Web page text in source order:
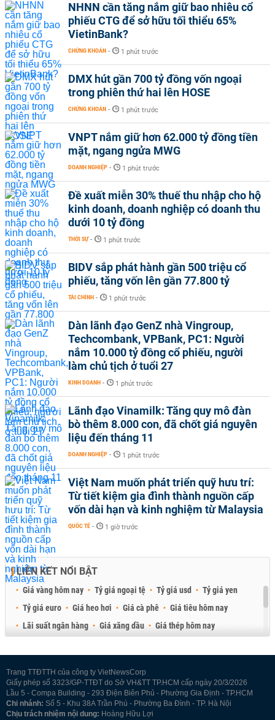
NHNN cần tăng nắm giữ bao nhiêu cổ
phiếu CTG để sở hữu tối thiểu 65%
VietinBank?
CHỨNG KHOÁN - 1 phút trước
DMX hút gần 700 tỷ đồng vốn ngoại
trong phiên thứ hai lên HOSE
CHỨNG KHOÁN - 1 phút trước
VNPT nắm giữ hơn 62.000 tỷ đồng tiền
mặt, ngang ngửa MWG
DOANH NGHIỆP - 1 phút trước
Đề xuất miễn 30% thuế thu nhập cho hộ
kinh doanh, doanh nghiệp có doanh thu
dưới 10 tỷ đồng
THỜI SỰ - 1 phút trước
BIDV sắp phát hành gần 500 triệu cổ
phiếu, tăng vốn lên gần 77.800 tỷ
TÀI CHÍNH - 1 phút trước
Dàn lãnh đạo GenZ nhà Vingroup,
Techcombank, VPBank, PC1: Người
nắm 10.000 tỷ đồng cổ phiếu, người
làm chủ tịch ở tuổi 27
KINH DOANH - 1 phút trước
Lãnh đạo Vinamilk: Tăng quy mô đàn
bò thêm 8.000 con, đã chốt giá nguyên
liệu đến tháng 11
DOANH NGHIỆP - 1 phút trước
Việt Nam muốn phát triển quỹ hưu trí:
Từ tiết kiệm gia đình thành nguồn cấp
vốn dài hạn và kinh nghiệm từ Malaysia
QUỐC TẾ - 1 giờ trước
LIÊN KẾT NỔI BẬT
Giá vàng hôm nay Tỷ giá ngoại tệ Tỷ giá usd
Tỷ giá yen
Tỷ giá euro
Giá heo hơi Giá cà phê
Giá tiêu hôm nay
Lãi suất ngân hàng
Giá xăng dầu
Giá thép hôm nay
Trang TTĐTTH của công ty VietNewsCorp
Giấy phép số 3323/GP-TTĐT do Sở VH&TT TP.HCM cấp ngày 20/3/2026
Lầu 5 - Compa Building - 293 Điện Biên Phủ - Phường Gia Định - TP.HCM
Chi nhánh: Số 5 - Khu 38A Trần Phú - Phường Ba Đình - TP. Hà Nội
Chịu trách nhiệm nội dung: Hoàng Hữu Lợi